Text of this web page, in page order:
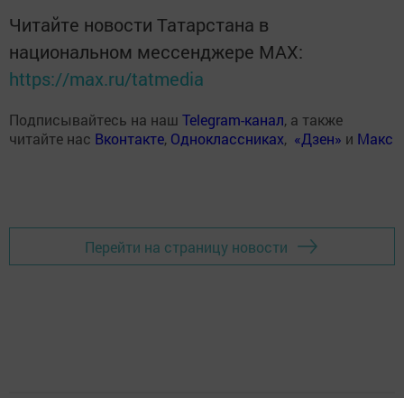
Читайте новости Татарстана в
национальном мессенджере MАХ:
https://max.ru/tatmedia
Подписывайтесь на наш Telegram-канал, а также
читайте нас Вконтакте, Одноклассниках, «Дзен» и Макс
Перейти на страницу новости